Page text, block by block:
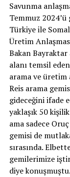
Savunma
Temmuz
Türkiye ile
Üretim
Bakan
alanı temsil
arama ve üretim
Reis arama
gideceğini ifade
yaklaşık 50
ama sadece
gemisi de
sırasında.
gemilerimize
diye konuşmuştu.